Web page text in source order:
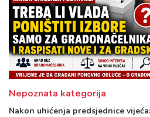
Nepoznata kategorija
Nakon uhićenja predsjednice